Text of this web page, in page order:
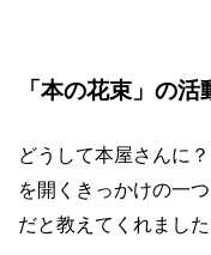
「本の花束」の
どうして本屋さんに
を開くきっかけの一
だと教えてくれました